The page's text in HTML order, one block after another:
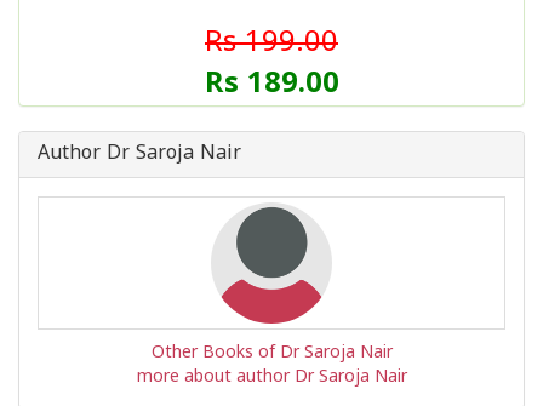
Rs 199.00
Rs 189.00
Author Dr Saroja Nair
Other Books of Dr Saroja Nair
more about author Dr Saroja Nair